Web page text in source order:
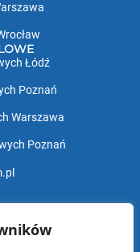
Łódź
Poznań
Warszawa
Poznań